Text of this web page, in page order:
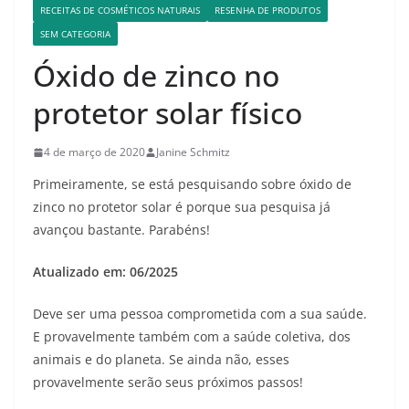
RECEITAS DE COSMÉTICOS NATURAIS
RESENHA DE PRODUTOS
SEM CATEGORIA
Óxido de zinco no
protetor solar físico
4 de março de 2020 Janine Schmitz
Primeiramente, se está pesquisando sobre óxido de
zinco no protetor solar é porque sua pesquisa já
avançou bastante. Parabéns!
Atualizado em: 06/2025
Deve ser uma pessoa comprometida com a sua saúde.
E provavelmente também com a saúde coletiva, dos
animais e do planeta. Se ainda não, esses
provavelmente serão seus próximos passos!